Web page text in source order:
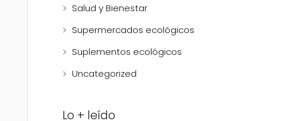
Salud y Bienestar
Supermercados ecológicos
Suplementos ecológicos
Uncategorized
Lo + leído